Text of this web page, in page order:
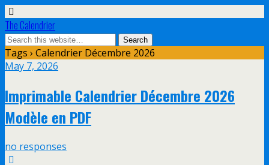
The Calendrier
Tags › Calendrier Décembre 2026
May 7, 2026
Imprimable Calendrier Décembre 2026
Modèle en PDF
no responses